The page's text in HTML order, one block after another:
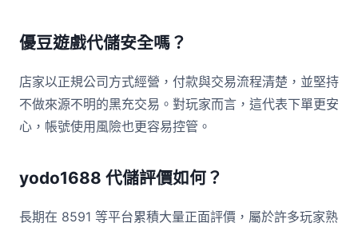
優豆遊戲代儲安全嗎？
店家以正規公司方式經營，付款與交易流程清楚，並堅持
不做來源不明的黑充交易。對玩家而言，這代表下單更安
心，帳號使用風險也更容易控管。
yodo1688 代儲評價如何？
長期在 8591 等平台累積大量正面評價，屬於許多玩家熟